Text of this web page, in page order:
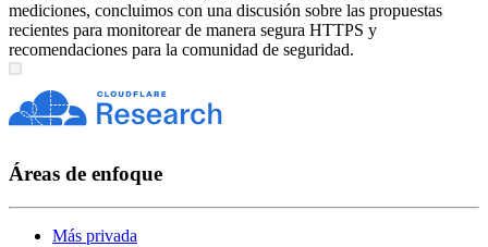
mediciones, concluimos con una discusión sobre las propuestas
recientes para monitorear de manera segura HTTPS y
recomendaciones para la comunidad de seguridad.
Áreas de enfoque
Más privada